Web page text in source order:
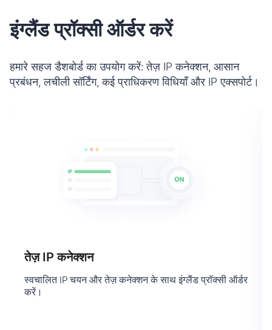
इंग्लैंड प्रॉक्सी ऑर्डर करें
हमारे सहज डैशबोर्ड का उपयोग करें: तेज़ IP कनेक्शन, आसान
प्रबंधन, लचीली सॉर्टिंग, कई प्राधिकरण विधियाँ और IP एक्सपोर्ट।
तेज़ IP कनेक्शन
स्वचालित IP चयन और तेज़ कनेक्शन के साथ इंग्लैंड प्रॉक्सी ऑर्डर
करें।